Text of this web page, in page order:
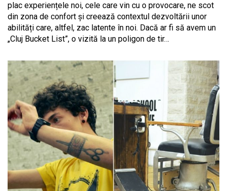
plac experiențele noi, cele care vin cu o provocare, ne scot
din zona de confort și creează contextul dezvoltării unor
abilități care, altfel, zac latente în noi. Dacă ar fi să avem un
„Cluj Bucket List”, o vizită la un poligon de tir…